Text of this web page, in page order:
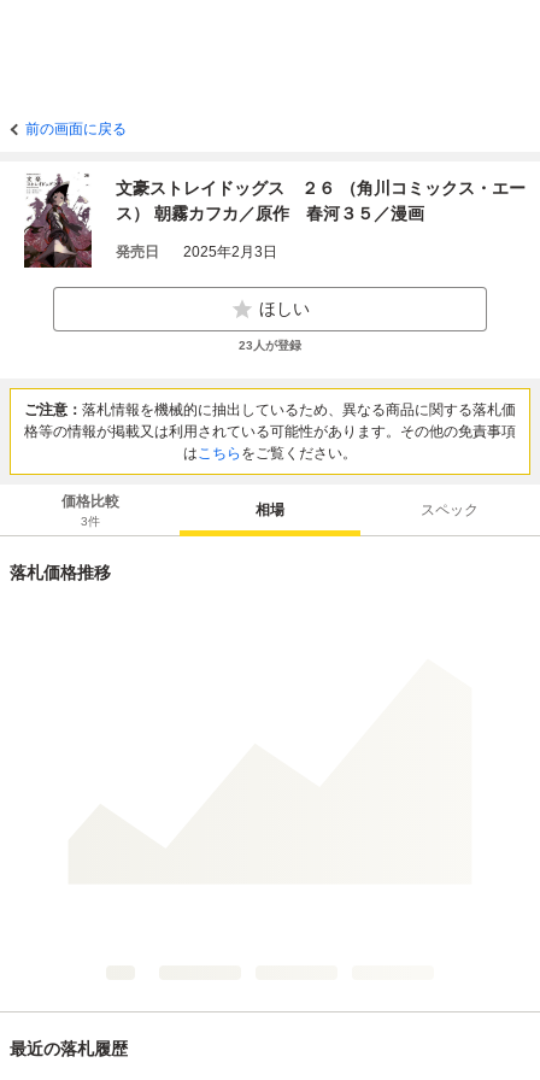
前の画面に戻る
文豪ストレイドッグス ２６ （角川コミックス・エー
ス） 朝霧カフカ／原作 春河３５／漫画
発売日 2025年2月3日
ほしい
23 人が登録
ご注意： 落札情報を機械的に抽出しているため、異なる商品に関する落札価
格等の情報が掲載又は利用されている可能性があります。その他の免責事項
はこちら をご覧ください。
価格比較
3件
相場 スペック
落札価格推移
最近の落札履歴